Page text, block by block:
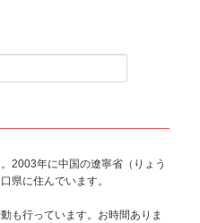
2003年に中国の遼寧省（りょう
県に住んでいます。
も行っています。お時間ありま